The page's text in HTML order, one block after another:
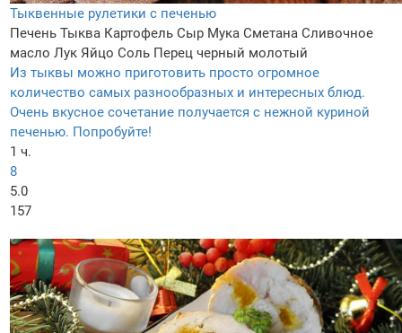
Тыквенные рулетики с печенью
Печень Тыква Картофель Сыр Мука Сметана Сливочное
масло Лук Яйцо Соль Перец черный молотый
Из тыквы можно приготовить просто огромное
количество самых разнообразных и интересных блюд.
Очень вкусное сочетание получается с нежной куриной
печенью. Попробуйте!
1 ч.
8
5.0
157